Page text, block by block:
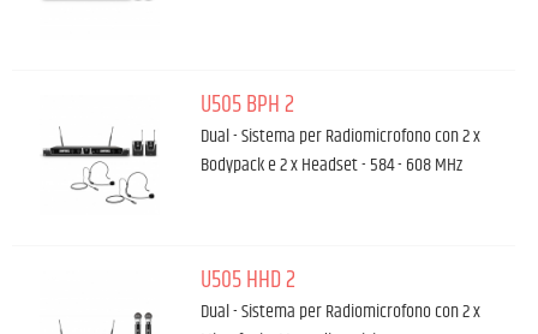
U505 BPH 2
Dual - Sistema per Radiomicrofono con 2 x
Bodypack e 2 x Headset - 584 - 608 MHz
U505 HHD 2
Dual - Sistema per Radiomicrofono con 2 x